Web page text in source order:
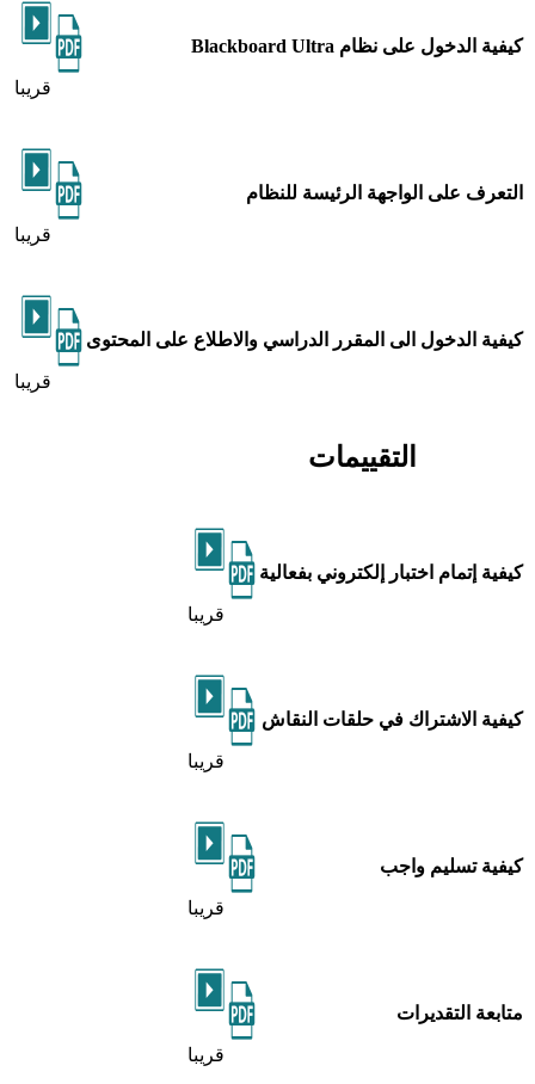
كيفية الدخول على نظام Blackboard Ultra
قريبا
التعرف على الواجهة الرئيسة للنظام
قريبا
كيفية الدخول الى المقرر الدراسي والاطلاع على المحتوى
قريبا
التقييمات
كيفية إتمام اختبار إلكتروني بفعالية
قريبا
كيفية الاشتراك في حلقات النقاش
قريبا
كيفية تسليم واجب
قريبا
متابعة التقديرات
قريبا